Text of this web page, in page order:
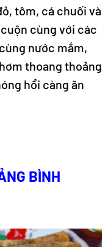
tôm, cá chuối và
cùng với các
nước mắm,
thoang thoảng
hổi càng ăn
BÌNH